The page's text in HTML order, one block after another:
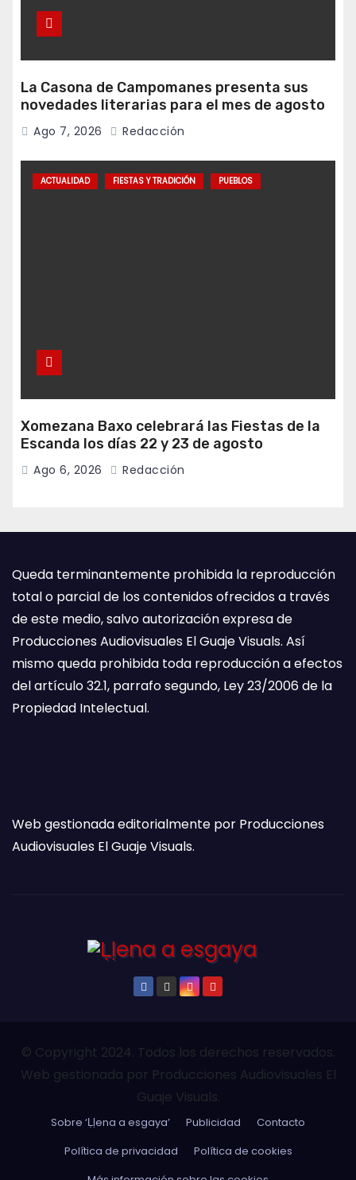
La Casona de Campomanes presenta sus
novedades literarias para el mes de agosto
Ago 7, 2026 Redacción
ACTUALIDAD FIESTAS Y TRADICIÓN PUEBLOS
Xomezana Baxo celebrará las Fiestas de la
Escanda los días 22 y 23 de agosto
Ago 6, 2026 Redacción
Queda terminantemente prohibida la reproducción
total o parcial de los contenidos ofrecidos a través
de este medio, salvo autorización expresa de
Producciones Audiovisuales El Guaje Visuals. Así
mismo queda prohibida toda reproducción a efectos
del artículo 32.1, parrafo segundo, Ley 23/2006 de la
Propiedad Intelectual.
Web gestionada editorialmente por Producciones
Audiovisuales El Guaje Visuals.
© Copyright 2024. Todos los derechos reservados.
Web gestionada por Producciones Audiovisuales El
Guaje Visuals.
Sobre ‘Ḷḷena a esgaya’ Publicidad
Contacto
Política de privacidad
Política de cookies